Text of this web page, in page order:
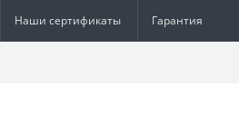
Наши сертификаты Гарантия